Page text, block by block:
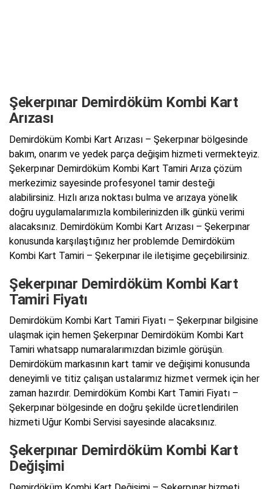
Şekerpınar Demirdöküm Kombi Kart
Arızası
Demirdöküm Kombi Kart Arızası – Şekerpınar bölgesinde
bakım, onarım ve yedek parça değişim hizmeti vermekteyiz.
Şekerpınar Demirdöküm Kombi Kart Tamiri Arıza çözüm
merkezimiz sayesinde profesyonel tamir desteği
alabilirsiniz. Hızlı arıza noktası bulma ve arızaya yönelik
doğru uygulamalarımızla kombilerinizden ilk günkü verimi
alacaksınız. Demirdöküm Kombi Kart Arızası – Şekerpınar
konusunda karşılaştığınız her problemde Demirdöküm
Kombi Kart Tamiri – Şekerpınar ile iletişime geçebilirsiniz.
Şekerpınar Demirdöküm Kombi Kart
Tamiri Fiyatı
Demirdöküm Kombi Kart Tamiri Fiyatı – Şekerpınar bilgisine
ulaşmak için hemen Şekerpınar Demirdöküm Kombi Kart
Tamiri whatsapp numaralarımızdan bizimle görüşün.
Demirdöküm markasının kart tamir ve değişimi konusunda
deneyimli ve titiz çalışan ustalarımız hizmet vermek için her
zaman hazırdır. Demirdöküm Kombi Kart Tamiri Fiyatı –
Şekerpınar bölgesinde en doğru şekilde ücretlendirilen
hizmeti Uğur Kombi Servisi sayesinde alacaksınız.
Şekerpınar Demirdöküm Kombi Kart
Değişimi